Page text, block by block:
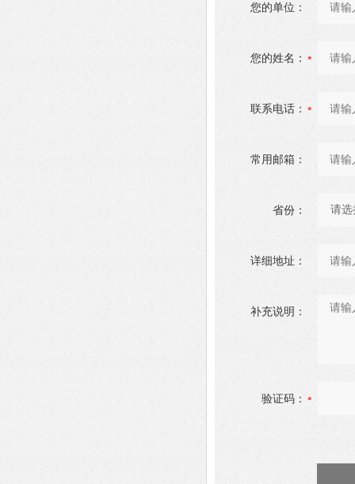
您的单位：
您的姓名：
联系电话：
常用邮箱：
省份：
详细地址：
补充说明：
验证码：